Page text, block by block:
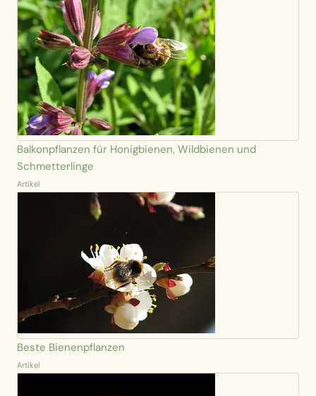
Balkonpflanzen für Honigbienen, Wildbienen und
Schmetterlinge
Artikel
Beste Bienenpflanzen
Artikel